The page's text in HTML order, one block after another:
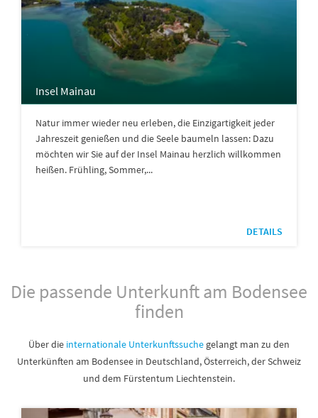
Insel Mainau
Natur immer wieder neu erleben, die Einzigartigkeit jeder
Jahreszeit genießen und die Seele baumeln lassen: Dazu
möchten wir Sie auf der Insel Mainau herzlich willkommen
heißen. Frühling, Sommer,...
DETAILS
Die passende Unterkunft am Bodensee
finden
Über die internationale Unterkunftssuche gelangt man zu den
Unterkünften am Bodensee in Deutschland, Österreich, der Schweiz
und dem Fürstentum Liechtenstein.